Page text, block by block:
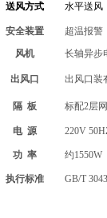
送风方式 水平送
安全装置
超温报
风机
长轴异步
出风口 出风口装
隔 板 标配2层
电 源 220V
功 率 约1550W
执行标准 GB/T